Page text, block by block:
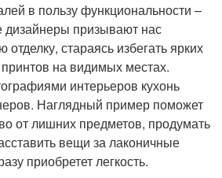
в пользу функциональности –
призывают нас
стараясь избегать ярких
на видимых местах.
интерьеров кухонь
Наглядный пример поможет
от лишних предметов, продумать
вещи за лаконичные
приобретет легкость.